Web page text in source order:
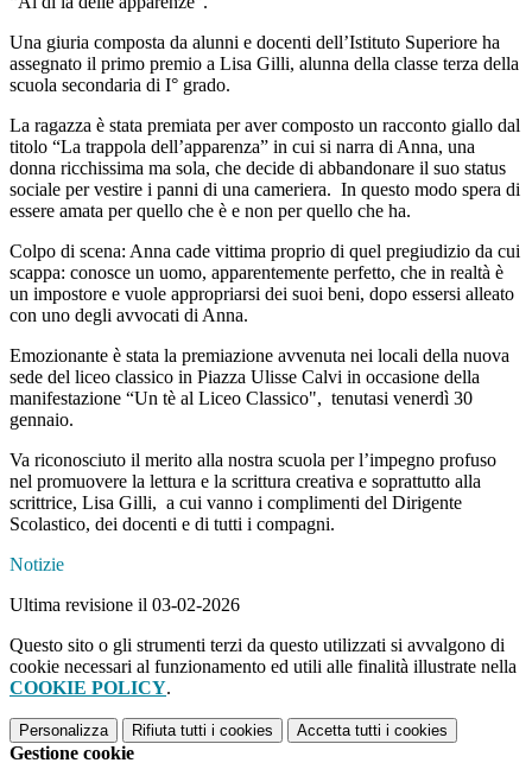
Una giuria composta da alunni e docenti dell’Istituto Superiore ha
assegnato il primo premio a Lisa Gilli, alunna della classe terza della
scuola secondaria di I° grado.
La ragazza è stata premiata per aver composto un racconto giallo dal
titolo “La trappola dell’apparenza” in cui si narra di Anna, una
donna ricchissima ma sola, che decide di abbandonare il suo status
sociale per vestire i panni di una cameriera. In questo modo spera di
essere amata per quello che è e non per quello che ha.
Colpo di scena: Anna cade vittima proprio di quel pregiudizio da cui
scappa: conosce un uomo, apparentemente perfetto, che in realtà è
un impostore e vuole appropriarsi dei suoi beni, dopo essersi alleato
con uno degli avvocati di Anna.
Emozionante è stata la premiazione avvenuta nei locali della nuova
sede del liceo classico in Piazza Ulisse Calvi in occasione della
manifestazione “Un tè al Liceo Classico", tenutasi venerdì 30
gennaio.
Va riconosciuto il merito alla nostra scuola per l’impegno profuso
nel promuovere la lettura e la scrittura creativa e soprattutto alla
scrittrice, Lisa Gilli, a cui vanno i complimenti del Dirigente
Scolastico, dei docenti e di tutti i compagni.
Notizie
Ultima revisione il 03-02-2026
Questo sito o gli strumenti terzi da questo utilizzati si avvalgono di
cookie necessari al funzionamento ed utili alle finalità illustrate nella
COOKIE POLICY.
Personalizza Rifiuta tutti i cookies Accetta tutti i cookies
Gestione cookie